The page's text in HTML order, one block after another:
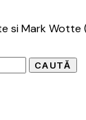
si Mark